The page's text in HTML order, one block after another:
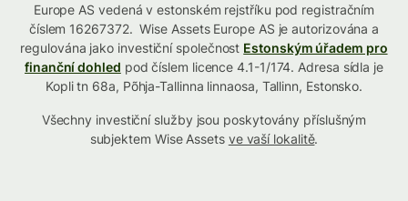
Europe AS vedená v estonském rejstříku pod registračním
číslem 16267372. Wise Assets Europe AS je autorizována a
regulována jako investiční společnost Estonským úřadem pro
finanční dohled pod číslem licence 4.1-1/174. Adresa sídla je
Kopli tn 68a, Põhja-Tallinna linnaosa, Tallinn, Estonsko.
Všechny investiční služby jsou poskytovány příslušným
subjektem Wise Assets ve vaší lokalitě.